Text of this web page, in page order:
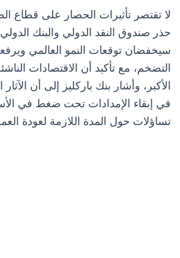
لا تقتصر تأثيرات الحصار على قطاع
حذر صندوق النقد الدولي والبنك
سيخفضان توقعات النمو العالمي
التضخم، مع تأكيد أن الاقتصادات
الأكبر، وأشار بنك باركليز إلى أن
في إبقاء الإمدادات تحت ضغط في
تساؤلات حول المدة اللازمة لعودة